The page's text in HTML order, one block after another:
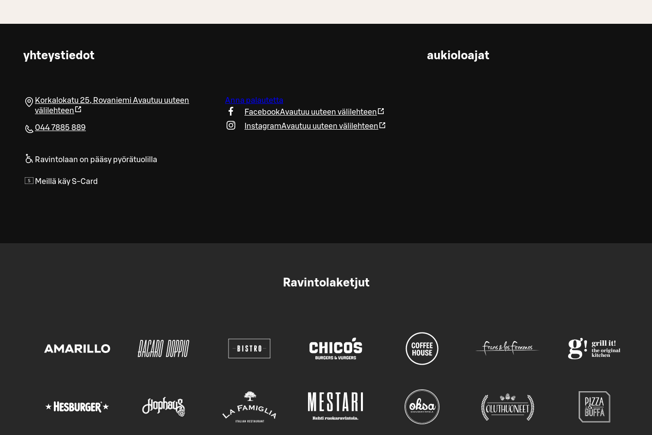
yhteystiedot
Korkalokatu 25, Rovaniemi Avautuu uuteen
välilehteen
044 7885 889
Ravintolaan on pääsy pyörätuolilla
Meillä käy S-Card
Anna palautetta
FacebookAvautuu uuteen välilehteen
InstagramAvautuu uuteen välilehteen
aukioloajat
Ravintolaketjut